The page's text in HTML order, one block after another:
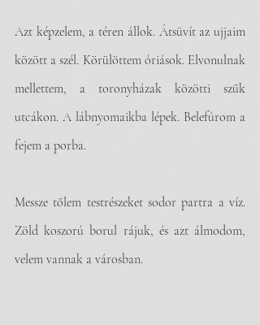
Azt képzelem, a téren állok. Átsüvít az ujjaim
között a szél. Körülöttem óriások. Elvonulnak
mellettem, a toronyházak közötti szűk
utcákon. A lábnyomaikba lépek. Belefúrom a
fejem a porba.
Messze tőlem testrészeket sodor partra a víz.
Zöld koszorú borul rájuk, és azt álmodom,
velem vannak a városban.